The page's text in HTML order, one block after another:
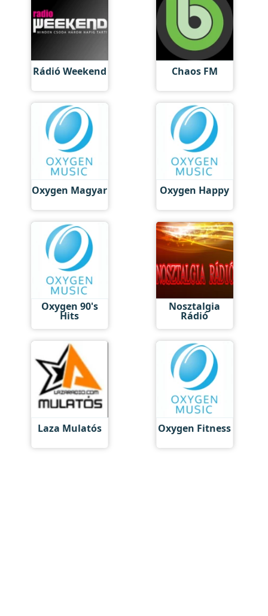
Rádió Weekend Chaos FM
Oxygen Magyar Oxygen Happy
Oxygen 90's
Hits
Nosztalgia
Rádió
Laza Mulatós Oxygen Fitness